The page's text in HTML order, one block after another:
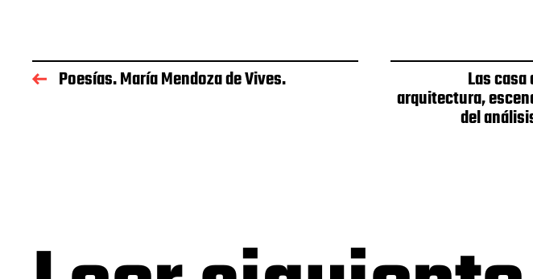
Poesías. María Mendoza de Vives. Las
arquitectura,
del